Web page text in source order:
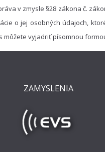
v zmysle §28 zákona č.
o jej osobných údajoch,
vyjadriť písomnou
ZAMYSLENIA